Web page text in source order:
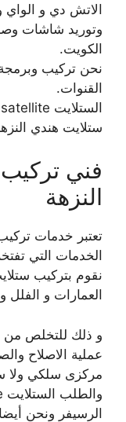
الاتش دي و الواي
وتوريد شاشات
الكويت.
نحن تركيب
القنوات.
ستلايت هندي
فني
النزهة
تعتبر خدمات
الخدمات التي
نقوم بتركيب
العمارات و الفلل
و ذلك للتخلص من
عملية الاصلاح
مركزى سلكي ولا
الرسيفر ونحن أيضا